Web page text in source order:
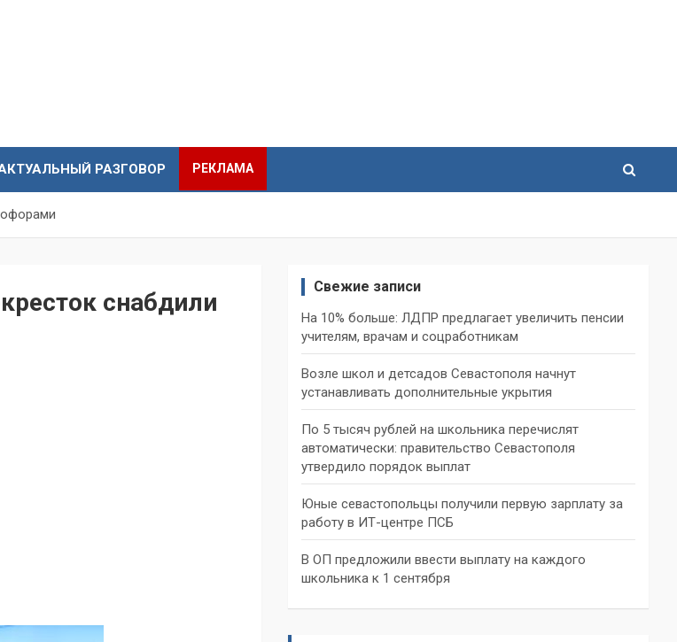
РАЗГОВОР РЕКЛАМА
снабдили
Свежие записи
На 10% больше: ЛДПР предлагает увеличить пенсии
учителям, врачам и соцработникам
Возле школ и детсадов Севастополя начнут
устанавливать дополнительные укрытия
По 5 тысяч рублей на школьника перечислят
автоматически: правительство Севастополя
утвердило порядок выплат
Юные севастопольцы получили первую зарплату за
работу в ИТ-центре ПСБ
В ОП предложили ввести выплату на каждого
школьника к 1 сентября